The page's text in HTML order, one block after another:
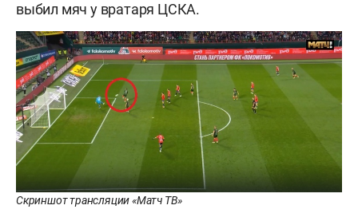
выбил мяч у вратаря ЦСКА.
Скриншот трансляции «Матч ТВ»